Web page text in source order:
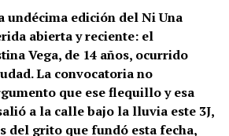
discriminatoria hacia la comunidad
hacia la comunidad
“Y eso –agrega– genera mayor
en la vida cotidiana. Esos
legitimando, avalando y fomentando
comunidad”.
undécima edición del Ni Una
abierta y reciente: el
Vega, de 14 años, ocurrido
La convocatoria no
que ese flequillo y esa
a la calle bajo la lluvia este 3J,
del grito que fundó esta fecha,